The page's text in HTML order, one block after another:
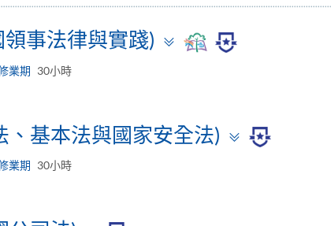
事法律與實踐)
Toggle
業期 30小時
、基本法與國家安全法)
Toggle
業期 30小時